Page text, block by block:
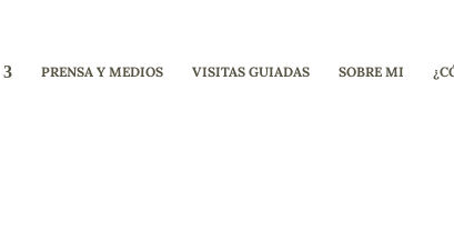
PRENSA Y MEDIOS VISITAS GUIADAS SOBRE MI